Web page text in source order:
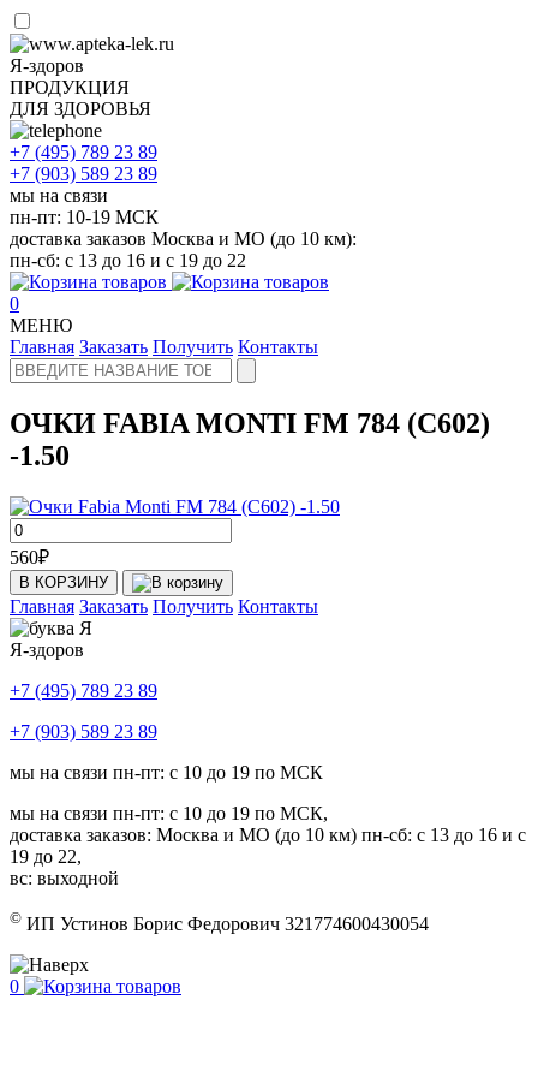
Я-здоров
ПРОДУКЦИЯ
ДЛЯ ЗДОРОВЬЯ
+7 (495) 789 23 89
+7 (903) 589 23 89
мы на связи
пн-пт: 10-19 МСК
доставка заказов Москва и МО (до 10 км):
пн-сб: с 13 до 16 и с 19 до 22
0
МЕНЮ
Главная Заказать Получить Контакты
ОЧКИ FABIA MONTI FM 784 (С602)
-1.50
560₽
В КОРЗИНУ
Главная Заказать Получить Контакты
Я-здоров
+7 (495) 789 23 89
+7 (903) 589 23 89
мы на связи пн-пт: с 10 до 19 по МСК
мы на связи пн-пт: с 10 до 19 по МСК,
доставка заказов: Москва и МО (до 10 км) пн-сб: с 13 до 16 и с
19 до 22,
вс: выходной
© ИП Устинов Борис Федорович 321774600430054
0